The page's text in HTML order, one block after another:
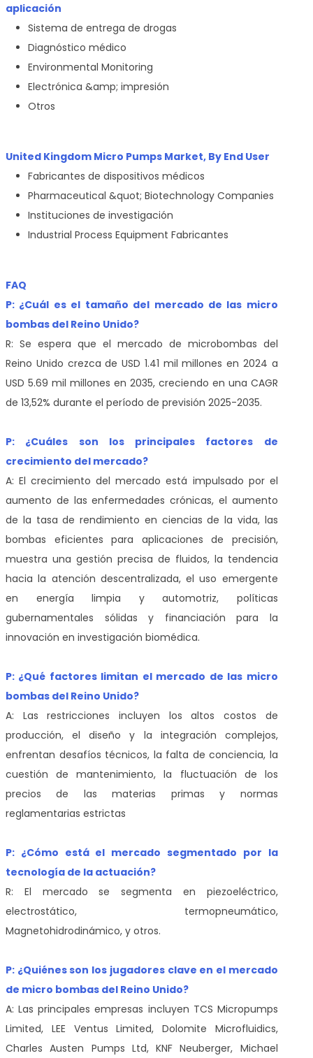
aplicación
Sistema de entrega de drogas
Diagnóstico médico
Environmental Monitoring
Electrónica &amp; impresión
Otros
United Kingdom Micro Pumps Market, By End User
Fabricantes de dispositivos médicos
Pharmaceutical &quot; Biotechnology Companies
Instituciones de investigación
Industrial Process Equipment Fabricantes
FAQ
P: ¿Cuál es el tamaño del mercado de las micro
bombas del Reino Unido?
R: Se espera que el mercado de microbombas del
Reino Unido crezca de USD 1.41 mil millones en 2024 a
USD 5.69 mil millones en 2035, creciendo en una CAGR
de 13,52% durante el período de previsión 2025-2035.
P: ¿Cuáles son los principales factores de
crecimiento del mercado?
A: El crecimiento del mercado está impulsado por el
aumento de las enfermedades crónicas, el aumento
de la tasa de rendimiento en ciencias de la vida, las
bombas eficientes para aplicaciones de precisión,
muestra una gestión precisa de fluidos, la tendencia
hacia la atención descentralizada, el uso emergente
en energía limpia y automotriz, políticas
gubernamentales sólidas y financiación para la
innovación en investigación biomédica.
P: ¿Qué factores limitan el mercado de las micro
bombas del Reino Unido?
A: Las restricciones incluyen los altos costos de
producción, el diseño y la integración complejos,
enfrentan desafíos técnicos, la falta de conciencia, la
cuestión de mantenimiento, la fluctuación de los
precios de las materias primas y normas
reglamentarias estrictas
P: ¿Cómo está el mercado segmentado por la
tecnología de la actuación?
R: El mercado se segmenta en piezoeléctrico,
electrostático, termopneumático,
Magnetohidrodinámico, y otros.
P: ¿Quiénes son los jugadores clave en el mercado
de micro bombas del Reino Unido?
A: Las principales empresas incluyen TCS Micropumps
Limited, LEE Ventus Limited, Dolomite Microfluidics,
Charles Austen Pumps Ltd, KNF Neuberger, Michael